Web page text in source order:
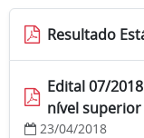
Resultado
Edital 07/
nível superior
23/04/2018